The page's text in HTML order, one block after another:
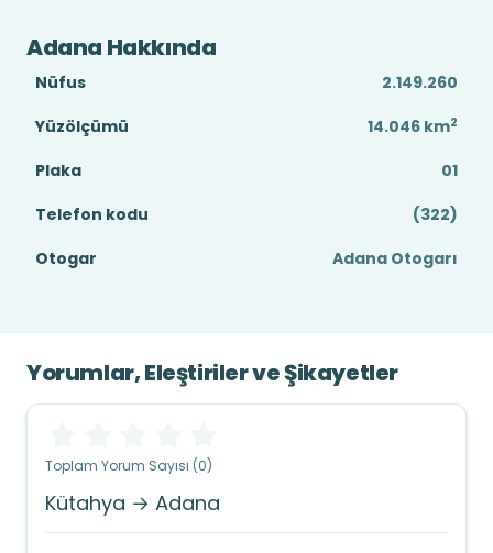
Adana Hakkında
Nüfus
2.149.260
Yüzölçümü
14.046 km2
Plaka
01
Telefon kodu
(322)
Otogar
Adana Otogarı
Yorumlar, Eleştiriler ve Şikayetler
Toplam Yorum Sayısı (0)
Kütahya → Adana